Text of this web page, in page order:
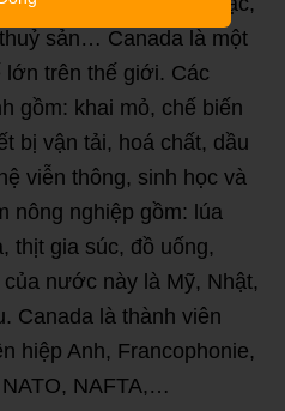
sản… Canada là một
trên thế giới. Các
gồm: khai mỏ, chế biến
bị vận tải, hoá chất, dầu
viễn thông, sinh học và
nông nghiệp gồm: lúa
thịt gia súc, đồ uống,
nước này là Mỹ, Nhật,
Canada là thành viên
hiệp Anh, Francophonie,
NAFTA,…